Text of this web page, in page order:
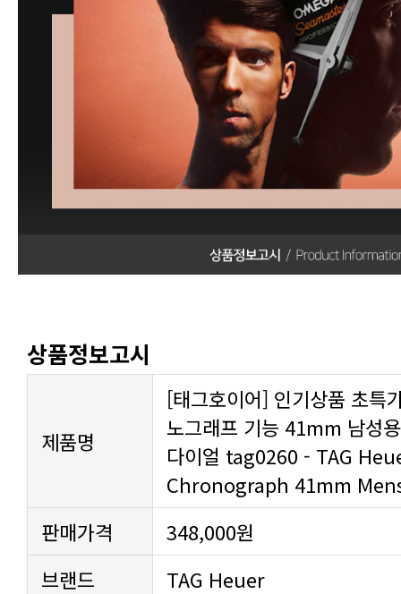
상품정보고시
제품명
Chronograph 41mm
판매가격
348,000원
브랜드
TAG Heuer